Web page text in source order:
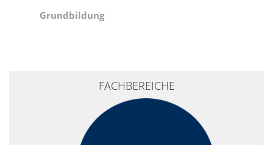
Grundbildung
FACHBEREICHE